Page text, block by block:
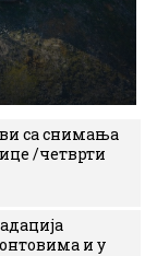
са снимања
/четврти
и у